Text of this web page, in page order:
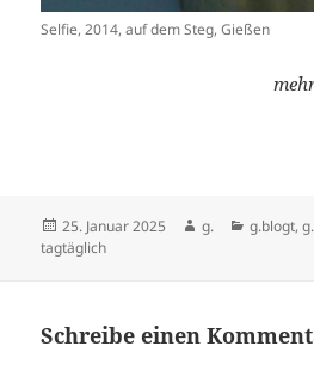
Selfie, 2014, auf dem Steg, Gießen
Veröffentlicht
am
25. Januar 2025 Autor
g. g.blogt,
tagtäglich
Schreibe einen